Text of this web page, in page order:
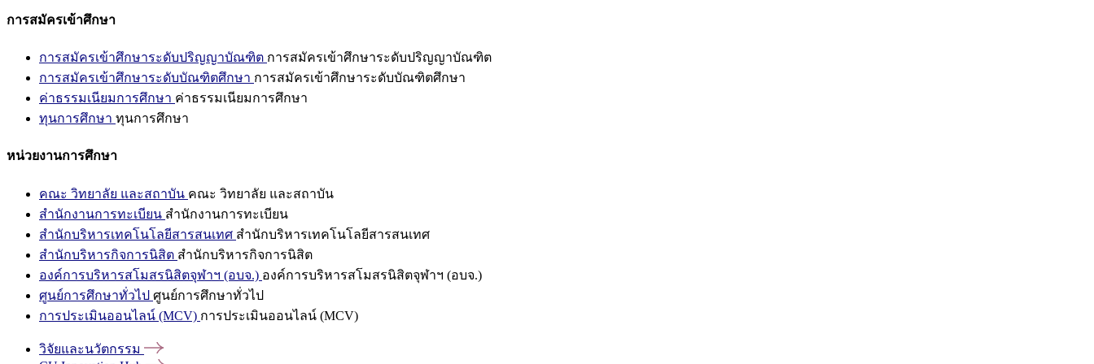
การสมัครเข้าศึกษา
การสมัครเข้าศึกษาระดับปริญญาบัณฑิต การสมัครเข้าศึกษาระดับปริญญาบัณฑิต
การสมัครเข้าศึกษาระดับบัณฑิตศึกษา การสมัครเข้าศึกษาระดับบัณฑิตศึกษา
ค่าธรรมเนียมการศึกษา ค่าธรรมเนียมการศึกษา
ทุนการศึกษา ทุนการศึกษา
หน่วยงานการศึกษา
คณะ วิทยาลัย และสถาบัน คณะ วิทยาลัย และสถาบัน
สำนักงานการทะเบียน สำนักงานการทะเบียน
สำนักบริหารเทคโนโลยีสารสนเทศ สำนักบริหารเทคโนโลยีสารสนเทศ
สำนักบริหารกิจการนิสิต สำนักบริหารกิจการนิสิต
องค์การบริหารสโมสรนิสิตจุฬาฯ (อบจ.) องค์การบริหารสโมสรนิสิตจุฬาฯ (อบจ.)
ศูนย์การศึกษาทั่วไป ศูนย์การศึกษาทั่วไป
การประเมินออนไลน์ (MCV) การประเมินออนไลน์ (MCV)
วิจัยและนวัตกรรม